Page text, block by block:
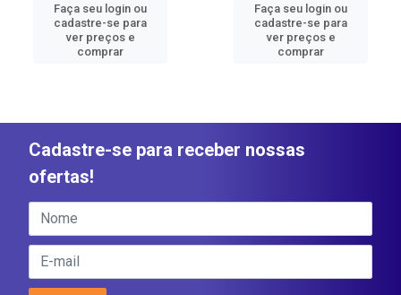
Faça seu login ou
cadastre-se para
ver preços e
comprar
Faça seu login ou
cadastre-se para
ver preços e
comprar
Cadastre-se para receber nossas
ofertas!